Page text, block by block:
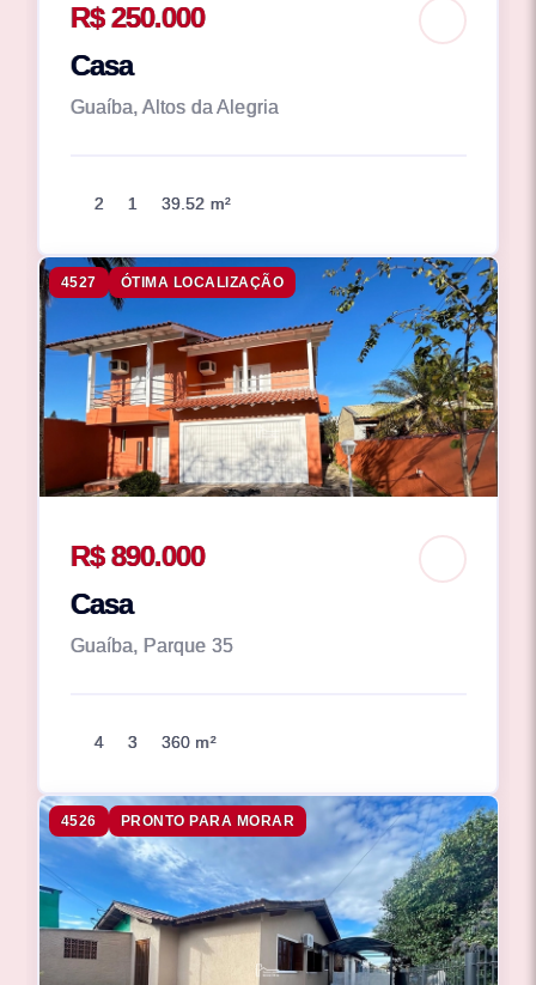
R$ 250.000
Casa
Guaíba, Altos da Alegria
2 1 39.52 m²
4527 ÓTIMA LOCALIZAÇÃO
R$ 890.000
Casa
Guaíba, Parque 35
4 3 360 m²
4526 PRONTO PARA MORAR